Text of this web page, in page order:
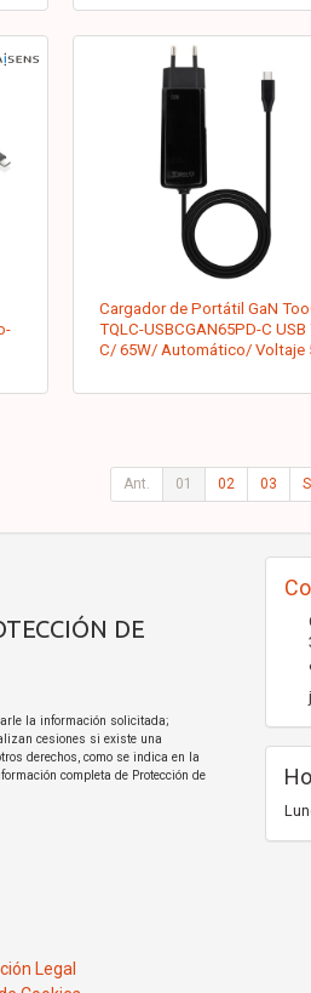
Cargador de Portátil GaN
TQLC-USBCGAN65PD-C
C/ 65W/ Automático/ Voltaje
Ant. 01 02 03
DE
la información solicitada;
cesiones si existe una
derechos, como se indica en la
completa de Protección de
Legal